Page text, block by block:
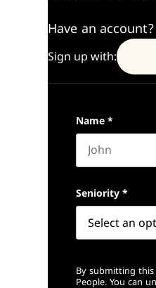
Have an account?
Sign up with:
Name *
Seniority *
By submitting this
People. You can